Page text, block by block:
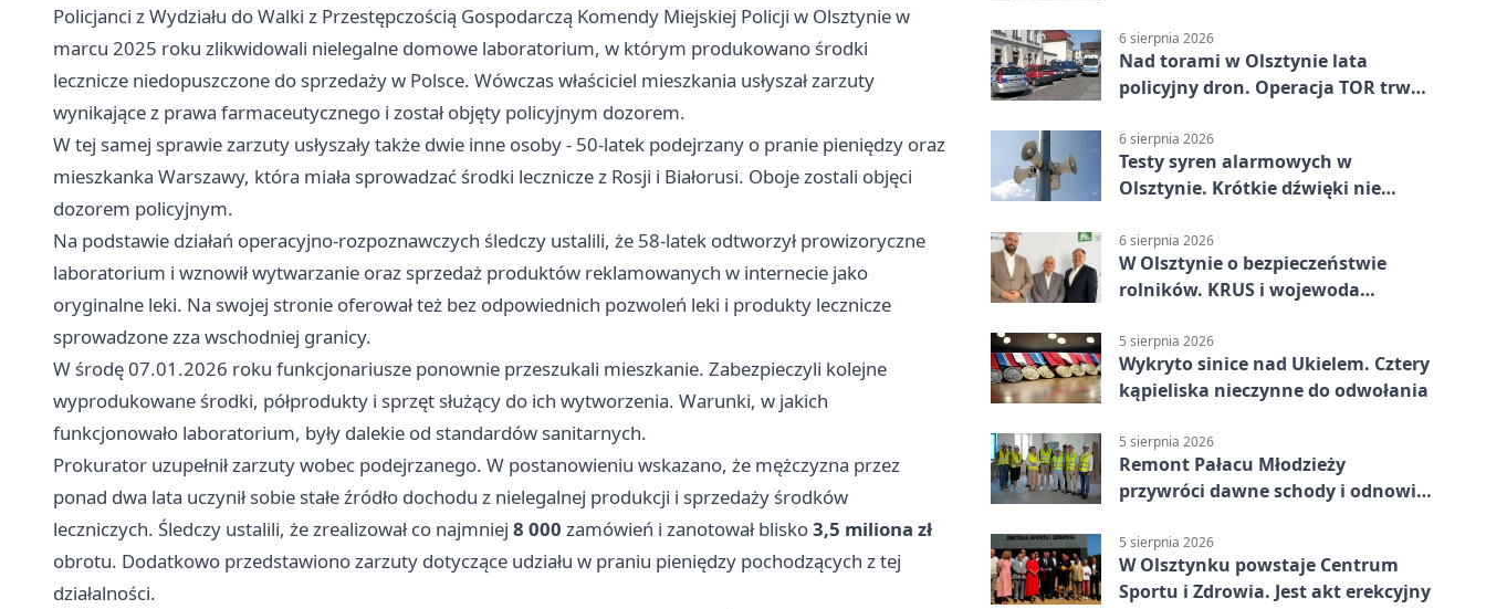
Policjanci z Wydziału do Walki z Przestępczością Gospodarczą Komendy Miejskiej Policji w Olsztynie w
marcu 2025 roku zlikwidowali nielegalne domowe laboratorium, w którym produkowano środki
lecznicze niedopuszczone do sprzedaży w Polsce. Wówczas właściciel mieszkania usłyszał zarzuty
wynikające z prawa farmaceutycznego i został objęty policyjnym dozorem.
W tej samej sprawie zarzuty usłyszały także dwie inne osoby - 50-latek podejrzany o pranie pieniędzy oraz
mieszkanka Warszawy, która miała sprowadzać środki lecznicze z Rosji i Białorusi. Oboje zostali objęci
dozorem policyjnym.
Na podstawie działań operacyjno-rozpoznawczych śledczy ustalili, że 58-latek odtworzył prowizoryczne
laboratorium i wznowił wytwarzanie oraz sprzedaż produktów reklamowanych w internecie jako
oryginalne leki. Na swojej stronie oferował też bez odpowiednich pozwoleń leki i produkty lecznicze
sprowadzone zza wschodniej granicy.
W środę 07.01.2026 roku funkcjonariusze ponownie przeszukali mieszkanie. Zabezpieczyli kolejne
wyprodukowane środki, półprodukty i sprzęt służący do ich wytworzenia. Warunki, w jakich
funkcjonowało laboratorium, były dalekie od standardów sanitarnych.
Prokurator uzupełnił zarzuty wobec podejrzanego. W postanowieniu wskazano, że mężczyzna przez
ponad dwa lata uczynił sobie stałe źródło dochodu z nielegalnej produkcji i sprzedaży środków
leczniczych. Śledczy ustalili, że zrealizował co najmniej 8 000 zamówień i zanotował blisko3,5 miliona zł
obrotu. Dodatkowo przedstawiono zarzuty dotyczące udziału w praniu pieniędzy pochodzących z tej
działalności.
6 sierpnia 2026
Nad torami w Olsztynie lata
policyjny dron. Operacja TOR trwa
6 sierpnia 2026
Testy syren alarmowych w
Olsztynie. Krótkie dźwięki nie
6 sierpnia 2026
W Olsztynie o bezpieczeństwie
rolników. KRUS i wojewoda
5 sierpnia 2026
Wykryto sinice nad Ukielem. Cztery
kąpieliska nieczynne do odwołania
5 sierpnia 2026
Remont Pałacu Młodzieży
przywróci dawne schody i odnowi
5 sierpnia 2026
W Olsztynku powstaje Centrum
Sportu i Zdrowia. Jest akt erekcyjny